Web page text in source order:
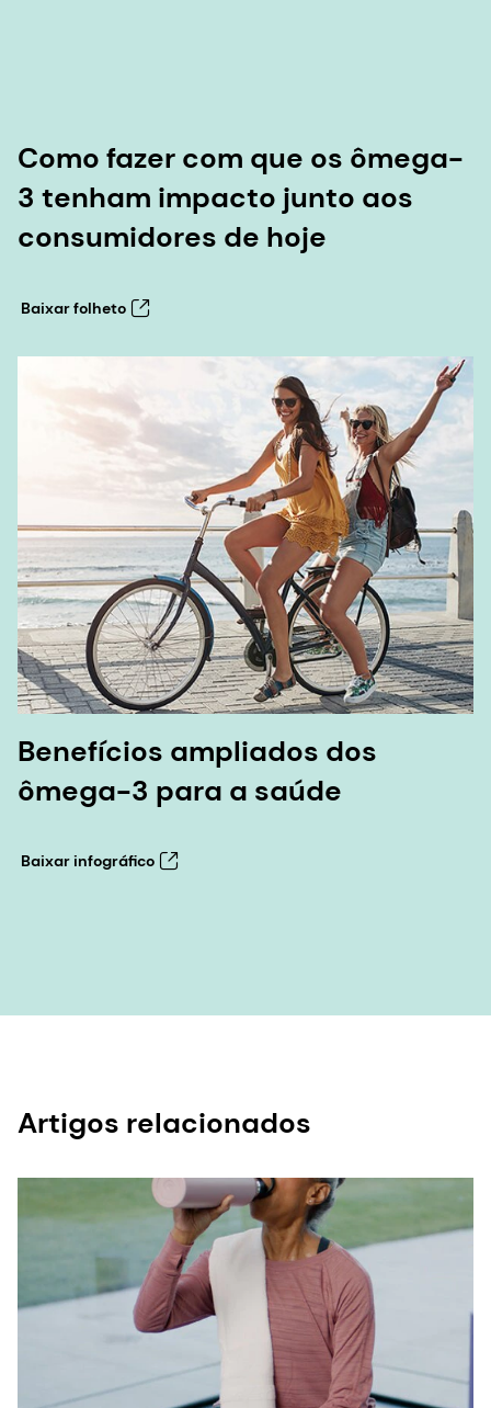
Como fazer com que os ômega-
3 tenham impacto junto aos
consumidores de hoje
Baixar folheto
Benefícios ampliados dos
ômega-3 para a saúde
Baixar infográfico
Artigos relacionados